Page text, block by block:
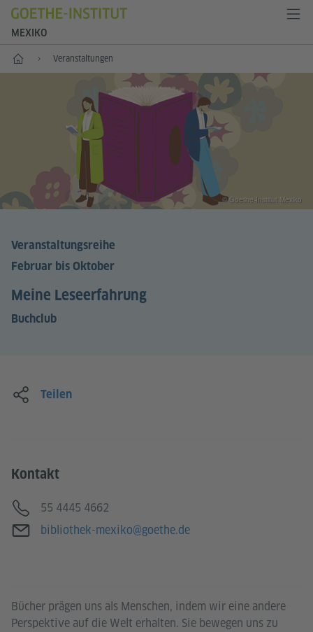
MEXIKO
Start Veranstaltungen
Veranstaltungsreihe
Februar bis Oktober
Meine Leseerfahrung
Buchclub
© Goethe-Institut Mexiko
Bücher prägen uns als Menschen, indem wir eine andere
Perspektive auf die Welt erhalten. Sie bewegen uns zu
Teilen
Kontakt
Telefon
55 4445 4662
E-Mail
bibliothek-mexiko@goethe.de